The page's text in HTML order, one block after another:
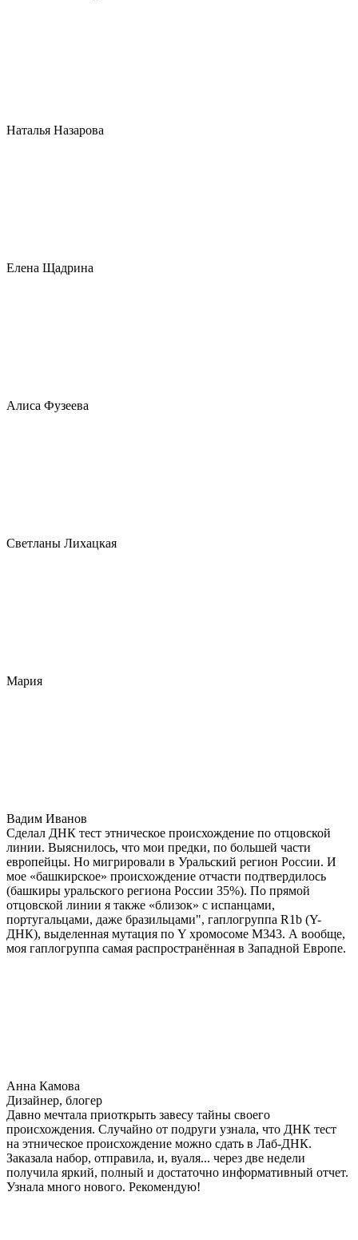
Наталья Назарова
Елена Щадрина
Алиса Фузеева
Светланы Лихацкая
Мария
Вадим Иванов
Сделал ДНК тест этническое происхождение по отцовской
линии. Выяснилось, что мои предки, по большей части
европейцы. Но мигрировали в Уральский регион России. И
мое «башкирское» происхождение отчасти подтвердилось
(башкиры уральского региона России 35%). По прямой
отцовской линии я также «близок» с испанцами,
португальцами, даже бразильцами", гаплогруппа R1b (Y-
ДНК), выделенная мутация по Y хромосоме М343. А вообще,
моя гаплогруппа самая распространённая в Западной Европе.
Анна Камова
Дизайнер, блогер
Давно мечтала приоткрыть завесу тайны своего
происхождения. Случайно от подруги узнала, что ДНК тест
на этническое происхождение можно сдать в Лаб-ДНК.
Заказала набор, отправила, и, вуаля... через две недели
получила яркий, полный и достаточно информативный отчет.
Узнала много нового. Рекомендую!